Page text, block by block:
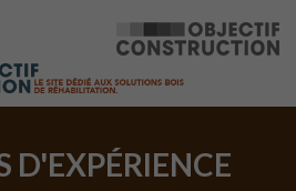
D'EXPÉRIENCE